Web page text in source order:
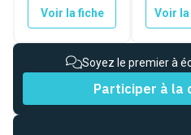
Voir la fiche Voir
Soyez le premier à
Participer à la